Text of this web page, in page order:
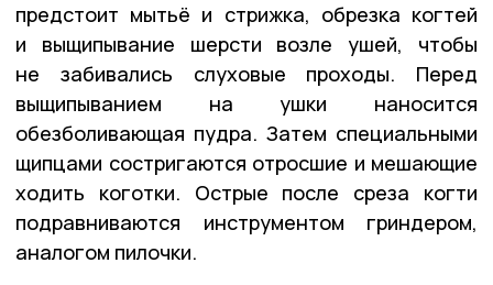
предстоит мытьё и стрижка, обрезка когтей
и выщипывание шерсти возле ушей, чтобы
не забивались слуховые проходы. Перед
выщипыванием на ушки наносится
обезболивающая пудра. Затем специальными
щипцами состригаются отросшие и мешающие
ходить коготки. Острые после среза когти
подравниваются инструментом гриндером,
аналогом пилочки.